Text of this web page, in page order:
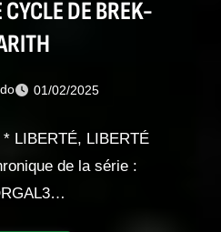
DE BREK-
01/02/2025
LIBERTÉ, LIBERTÉ
de la série :